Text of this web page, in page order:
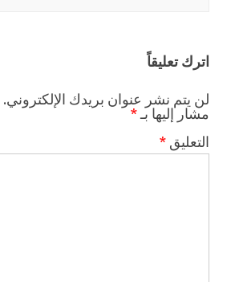
اترك تعليقاً
لن يتم نشر عنوان بريدك الإلكتروني.
مشار إليها بـ *
التعليق *